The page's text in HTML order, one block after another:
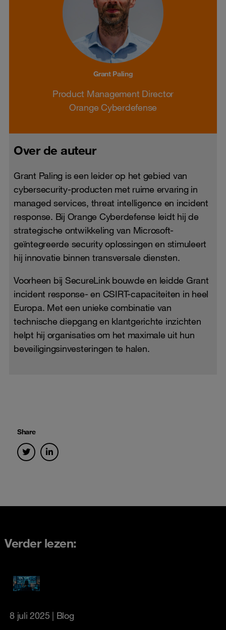
Grant Paling
Product Management Director
Orange Cyberdefense
Over de auteur
Grant Paling is een leider op het gebied van
cybersecurity-producten met ruime ervaring in
managed services, threat intelligence en incident
response. Bij Orange Cyberdefense leidt hij de
strategische ontwikkeling van Microsoft-
geïntegreerde security oplossingen en stimuleert
hij innovatie binnen transversale diensten.
Voorheen bij SecureLink bouwde en leidde Grant
incident response- en CSIRT-capaciteiten in heel
Europa. Met een unieke combinatie van
technische diepgang en klantgerichte inzichten
helpt hij organisaties om het maximale uit hun
beveiligingsinvesteringen te halen.
Share
Verder lezen:
8 juli 2025 | Blog